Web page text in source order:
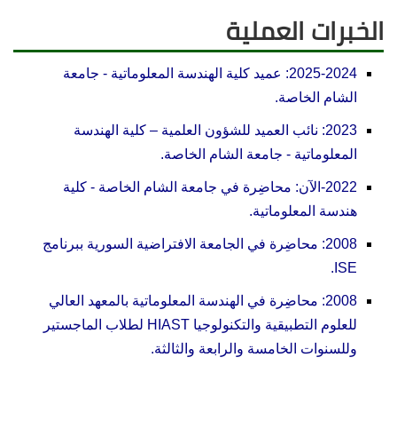
الخبرات العملية
2025-2024: عميد كلية الهندسة المعلوماتية - جامعة
الشام الخاصة.
2023: نائب العميد للشؤون العلمية – كلية الهندسة
المعلوماتية - جامعة الشام الخاصة.
2022-الآن: محاضِرة في جامعة الشام الخاصة - كلية
هندسة المعلوماتية.
2008: محاضِرة في الجامعة الافتراضية السورية ببرنامج
ISE.
2008: محاضِرة في الهندسة المعلوماتية بالمعهد العالي
للعلوم التطبيقية والتكنولوجيا HIAST لطلاب الماجستير
وللسنوات الخامسة والرابعة والثالثة.